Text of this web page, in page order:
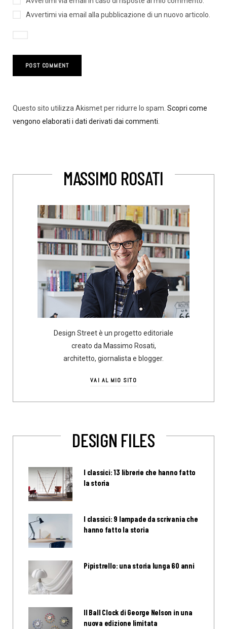
Avvertimi via email alla pubblicazione di un nuovo articolo.
Questo sito utilizza Akismet per ridurre lo spam. Scopri come
vengono elaborati i dati derivati dai commenti
MASSIMO ROSATI
Design Street è un progetto editoriale
creato da Massimo Rosati,
architetto, giornalista e blogger.
VAI AL MIO SITO
DESIGN FILES
I classici: 13 librerie che hanno fatto
la storia
I classici: 9 lampade da scrivania che
hanno fatto la storia
Pipistrello: una storia lunga 60 anni
Il Ball Clock di George Nelson in una
nuova edizione limitata